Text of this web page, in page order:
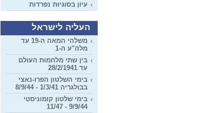
עיון בסוגיות נפרדות
העליה לישראל
משלהי המאה ה-19 עד
מלה"ע ה-1
בין שתי מלחמות העולם
עד 28/2/1941
בימי השלטון הפרו-נאצי
בבולגריה 1/3/41 - 8/9/44
בימי שלטון קומוניסטי
9/9/44 - 11/47